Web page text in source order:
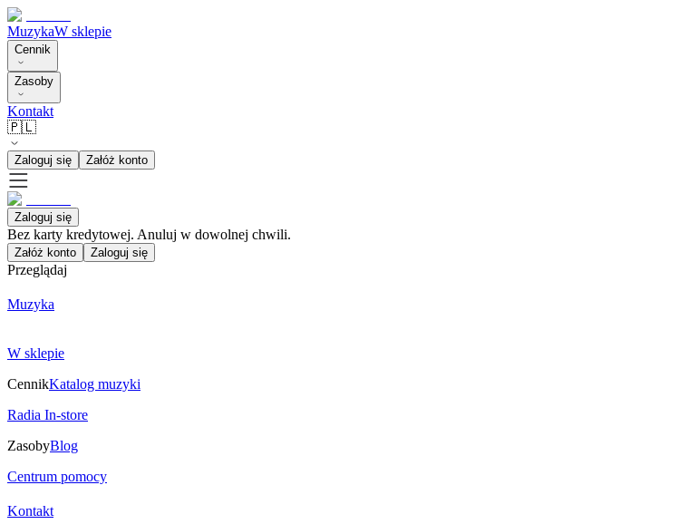
MuzykaW sklepie
Cennik
Zasoby
Kontakt
🇵🇱
Zaloguj się Załóż konto
Zaloguj się
Bez karty kredytowej. Anuluj w dowolnej chwili.
Załóż konto Zaloguj się
Przeglądaj
Muzyka
W sklepie
CennikKatalog muzyki
Radia In-store
ZasobyBlog
Centrum pomocy
Kontakt